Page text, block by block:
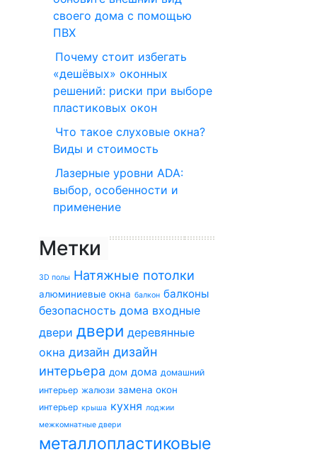
своего дома с помощью
ПВХ
Почему стоит избегать
«дешёвых» оконных
решений: риски при выборе
пластиковых окон
Что такое слуховые окна?
Виды и стоимость
Лазерные уровни ADA:
выбор, особенности и
применение
Метки
3D полы Натяжные потолки
алюминиевые окна балкон балконы
безопасность дома входные
двери двери деревянные
окна дизайн дизайн
интерьера дом дома домашний
интерьер жалюзи замена окон
интерьер крыша кухня лоджии
межкомнатные двери
металлопластиковые